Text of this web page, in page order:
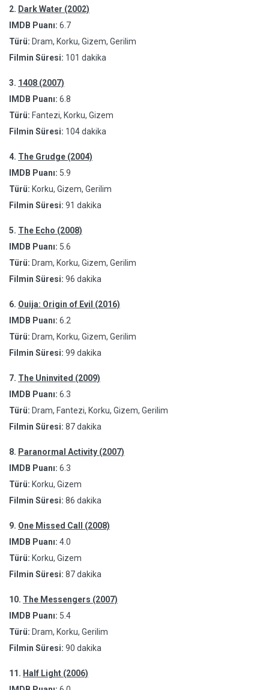
2. Dark Water (2002)
IMDB Puanı: 6.7
Türü: Dram, Korku, Gizem, Gerilim
Filmin Süresi: 101 dakika
3. 1408 (2007)
IMDB Puanı: 6.8
Türü: Fantezi, Korku, Gizem
Filmin Süresi: 104 dakika
4. The Grudge (2004)
IMDB Puanı: 5.9
Türü: Korku, Gizem, Gerilim
Filmin Süresi: 91 dakika
5. The Echo (2008)
IMDB Puanı: 5.6
Türü: Dram, Korku, Gizem, Gerilim
Filmin Süresi: 96 dakika
6. Ouija: Origin of Evil (2016)
IMDB Puanı: 6.2
Türü: Dram, Korku, Gizem, Gerilim
Filmin Süresi: 99 dakika
7. The Uninvited (2009)
IMDB Puanı: 6.3
Türü: Dram, Fantezi, Korku, Gizem, Gerilim
Filmin Süresi: 87 dakika
8. Paranormal Activity (2007)
IMDB Puanı: 6.3
Türü: Korku, Gizem
Filmin Süresi: 86 dakika
9. One Missed Call (2008)
IMDB Puanı: 4.0
Türü: Korku, Gizem
Filmin Süresi: 87 dakika
10. The Messengers (2007)
IMDB Puanı: 5.4
Türü: Dram, Korku, Gerilim
Filmin Süresi: 90 dakika
11. Half Light (2006)